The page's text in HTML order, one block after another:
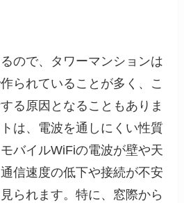
ので、タワーマンションは
られていることが多く、こ
る原因となることもありま
は、電波を通しにくい性質
バイルWiFiの電波が壁や天
信速度の低下や接続が不安
られます。特に、窓際から